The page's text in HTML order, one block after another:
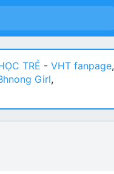
TRẺ - VHT fanpage,
Girl,